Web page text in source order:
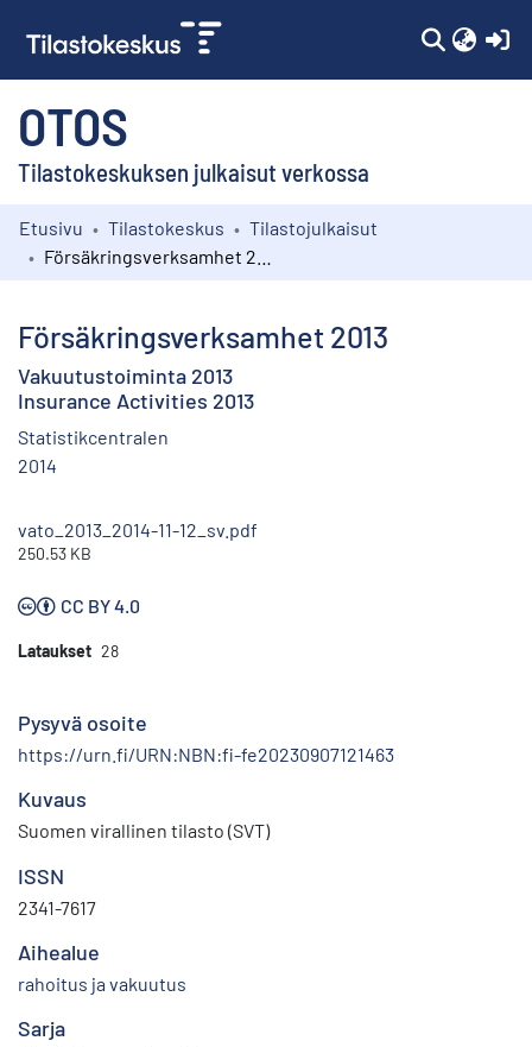
OTOS
Tilastokeskuksen julkaisut verkossa
Kokoelmat
Etusivu Tilastokeskus
Tilastojulkaisut
Försäkringsverksamhet 2013
Vakuutustoiminta 2013
Insurance Activities 2013
Statistikcentralen
2014
vato_2013_2014-11-12_sv.pdf
250.53 KB
CC BY 4.0
Lataukset 28
Pysyvä osoite
https://urn.fi/URN:NBN:fi-fe20230907121463
Kuvaus
Suomen virallinen tilasto (SVT)
ISSN
2341-7617
Aihealue
rahoitus ja vakuutus
Sarja